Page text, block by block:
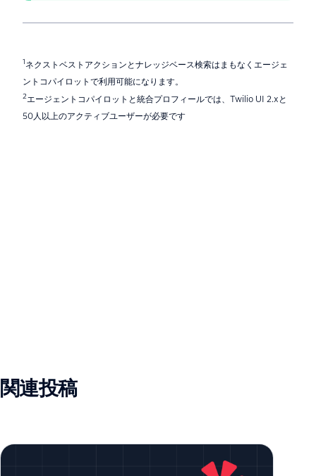
1ネクストベストアクションとナレッジベース検索はまもなくエージェ
ントコパイロットで利用可能になります。
2エージェントコパイロットと統合プロフィールでは、Twilio UI 2.xと
50人以上のアクティブユーザーが必要です
関連投稿